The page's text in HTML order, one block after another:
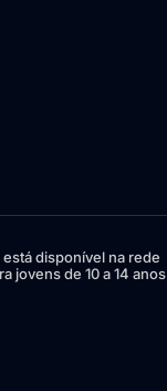
disponível na rede
jovens de 10 a 14 anos